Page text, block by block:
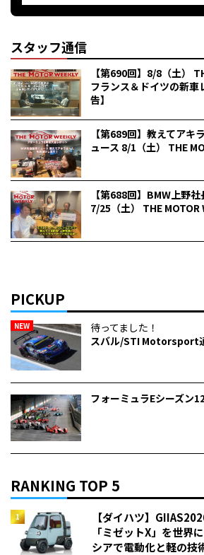
スタッフ通信
【第690回】8/8（土）
フランス＆ドイツの新車
告】
【第689回】教えてアキ
ュース 8/1（土） THE
【第688回】BMW上野社
7/25（土） THE MOTOR
PICKUP
NEW
待ってました！
スバル/STI Motorsport
フォーミュラEシーズン
RANKING TOP 5
【ダイハツ】
「ミゼットX」を世
シアで電動化と軽の技